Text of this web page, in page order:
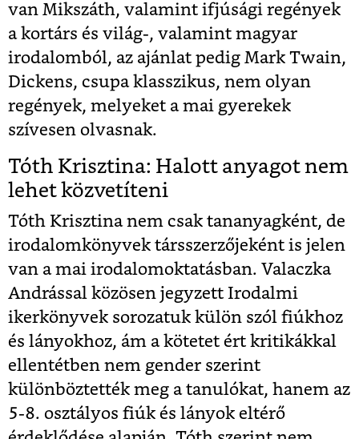
van Mikszáth, valamint ifjúsági regények
a kortárs és világ-, valamint magyar
irodalomból, az ajánlat pedig Mark Twain,
Dickens, csupa klasszikus, nem olyan
regények, melyeket a mai gyerekek
szívesen olvasnak.
Tóth Krisztina: Halott anyagot nem
lehet közvetíteni
Tóth Krisztina nem csak tananyagként, de
irodalomkönyvek társszerzőjeként is jelen
van a mai irodalomoktatásban. Valaczka
Andrással közösen jegyzett Irodalmi
ikerkönyvek sorozatuk külön szól fiúkhoz
és lányokhoz, ám a kötetet ért kritikákkal
ellentétben nem gender szerint
különböztették meg a tanulókat, hanem az
5-8. osztályos fiúk és lányok eltérő